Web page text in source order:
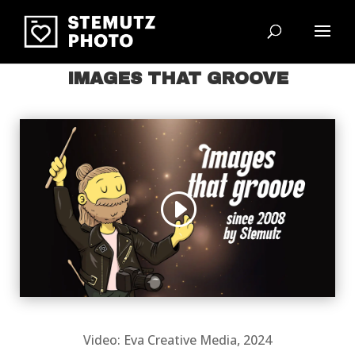
IMAGES THAT GROOVE
Video: Eva Creative Media, 2024